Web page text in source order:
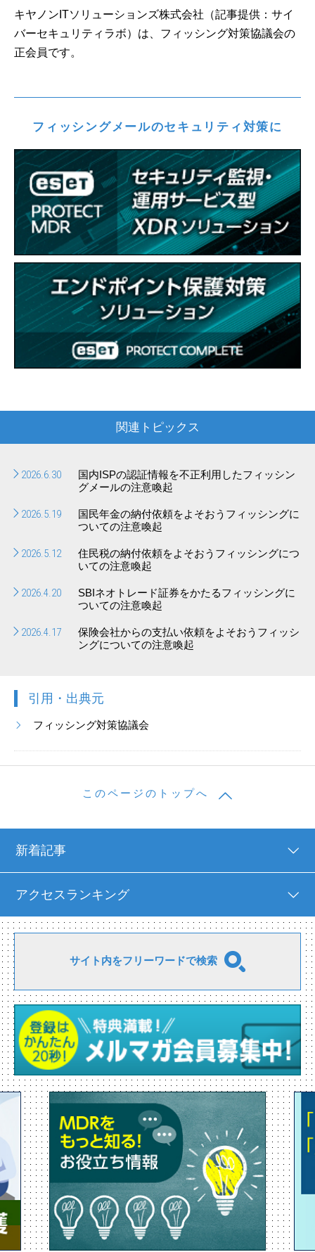
キヤノンITソリューションズ株式会社（記事提供：サイ
バーセキュリティラボ）は、フィッシング対策協議会の
正会員です。
フィッシングメールのセキュリティ対策に
関連トピックス
2026.6.30
国内ISPの認証情報を不正利用したフィッシン
グメールの注意喚起
2026.5.19
国民年金の納付依頼をよそおうフィッシングに
ついての注意喚起
2026.5.12
住民税の納付依頼をよそおうフィッシングにつ
いての注意喚起
2026.4.20
SBIネオトレード証券をかたるフィッシングに
ついての注意喚起
2026.4.17
保険会社からの支払い依頼をよそおうフィッシ
ングについての注意喚起
引用・出典元
フィッシング対策協議会
このページのトップへ
新着記事
アクセスランキング
サイト内をフリーワードで検索